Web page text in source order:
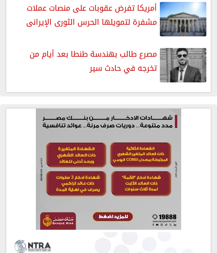
أمريكا تفرض عقوبات على منصات عملات
مشفرة لتمويلها الحرس الثورى الإيرانى
مصرع طالب بهندسة طنطا بعد أيام من
تخرجه في حادث سير